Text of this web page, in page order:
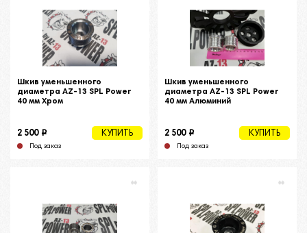
Шкив уменьшенного
диаметра AZ-13 SPL Power
40 мм Хром
2 500 i КУПИТЬ
Под заказ
Шкив уменьшенного
диаметра AZ-13 SPL Power
40 мм Алюминий
2 500 i КУПИТЬ
Под заказ